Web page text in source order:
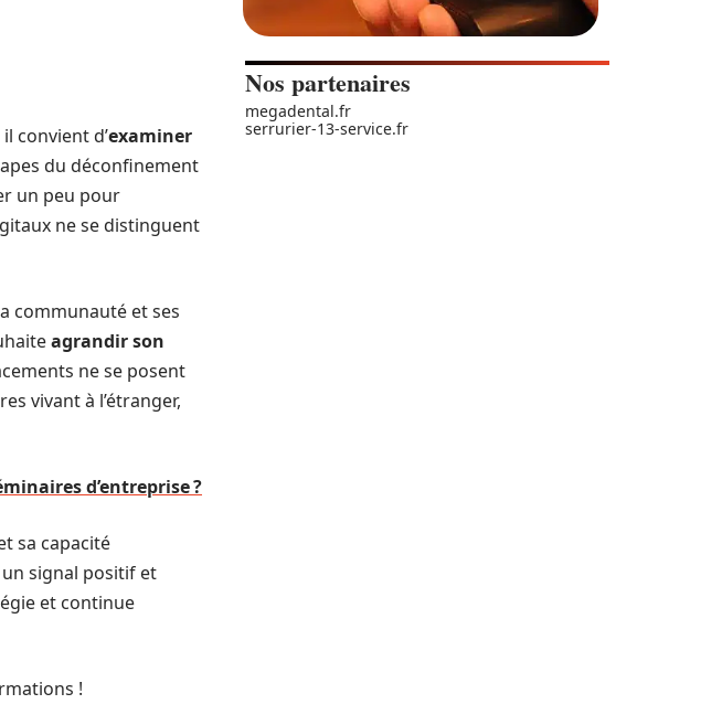
convient d’examiner
du déconfinement
un peu pour
ne se distinguent
communauté et ses
agrandir son
ne se posent
vivant à l’étranger,
d’entreprise ?
sa capacité
signal positif et
et continue
!
Nos partenaires
megadental.fr
serrurier-13-service.fr